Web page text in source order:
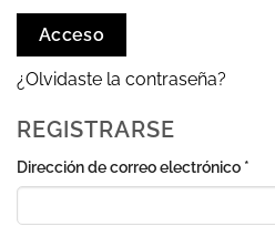
Acceso
¿Olvidaste la contraseña?
REGISTRARSE
Dirección de correo electrónico *